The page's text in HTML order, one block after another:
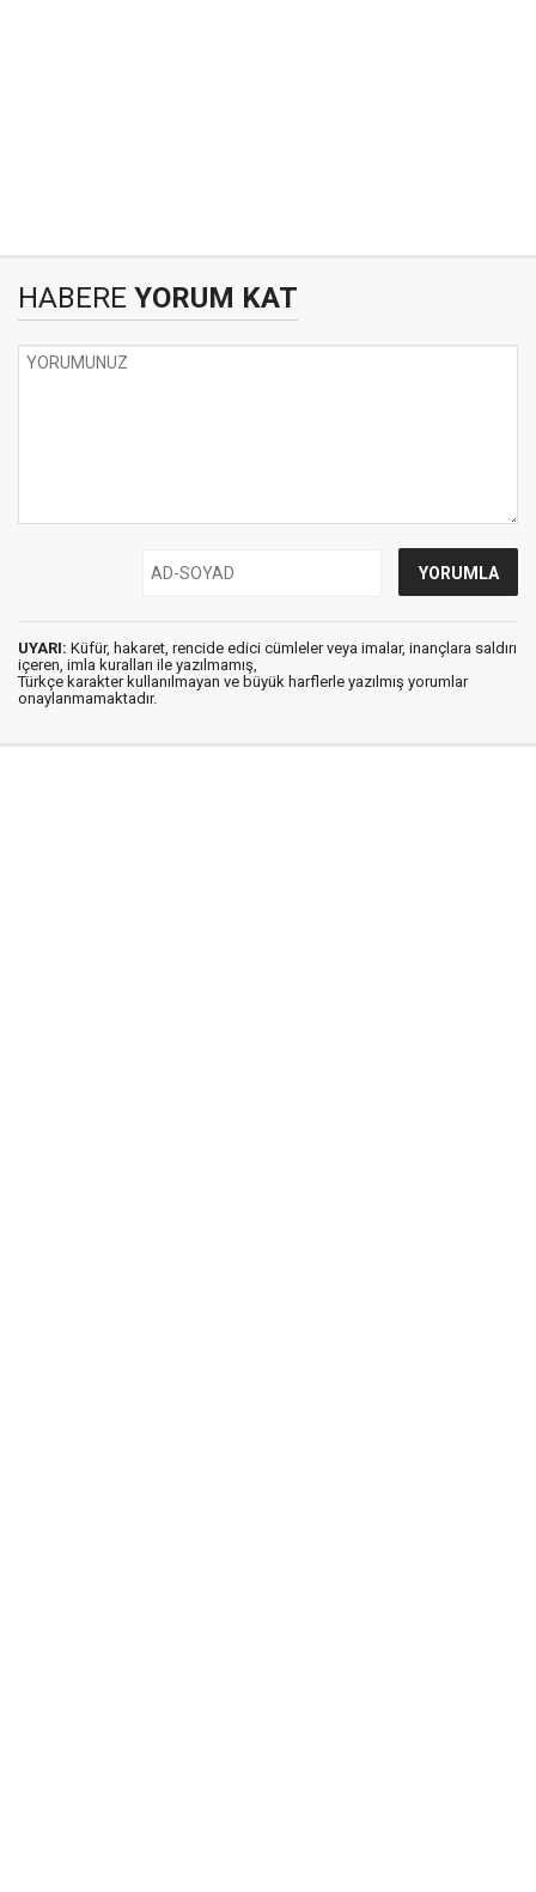
HABERE YORUM KAT
UYARI: Küfür, hakaret, rencide edici cümleler veya imalar, inançlara saldırı
içeren, imla kuralları ile yazılmamış,
Türkçe karakter kullanılmayan ve büyük harflerle yazılmış yorumlar
onaylanmamaktadır.